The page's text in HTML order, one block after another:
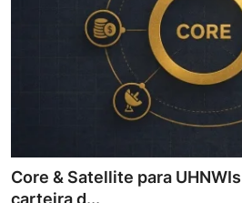
Core & Satellite para
carteira d...